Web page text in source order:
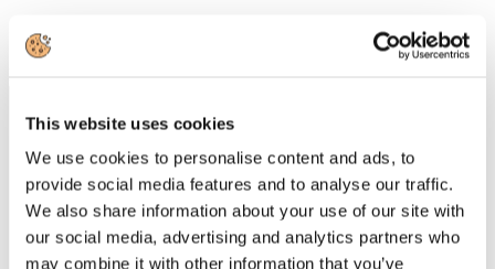
This website uses cookies
We use cookies to personalise content and ads, to
provide social media features and to analyse our traffic.
We also share information about your use of our site with
our social media, advertising and analytics partners who
may combine it with other information that you’ve
Cerca tra le aziende associate